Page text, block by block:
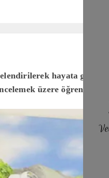
hayata
üzere öğrencilere